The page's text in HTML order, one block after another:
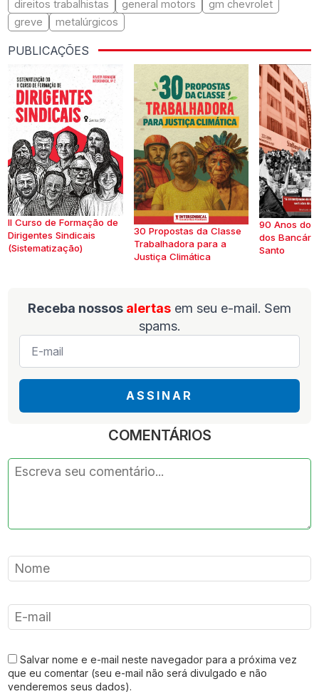
direitos trabalhistas general motors
gm chevrolet
greve
metalúrgicos
PUBLICAÇÕES
II Curso de Formação de
Dirigentes Sindicais
(Sistematização)
30 Propostas da Classe
Trabalhadora para a
Justiça Climática
90 Anos do
dos
Santo
Receba nossos alertas em seu e-mail. Sem
spams.
E-
mail
ASSINAR
COMENTÁRIOS
Salvar nome e e-mail neste navegador para a próxima vez
que eu comentar (seu e-mail não será divulgado e não
venderemos seus dados).